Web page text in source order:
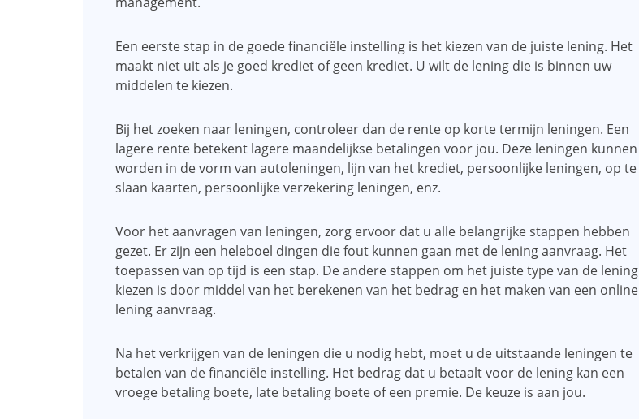
Een eerste stap in de goede financiële instelling is het kiezen van de juiste lening. Het
maakt niet uit als je goed krediet of geen krediet. U wilt de lening die is binnen uw
middelen te kiezen.
Bij het zoeken naar leningen, controleer dan de rente op korte termijn leningen. Een
lagere rente betekent lagere maandelijkse betalingen voor jou. Deze leningen kunnen
worden in de vorm van autoleningen, lijn van het krediet, persoonlijke leningen, op te
slaan kaarten, persoonlijke verzekering leningen, enz.
Voor het aanvragen van leningen, zorg ervoor dat u alle belangrijke stappen hebben
gezet. Er zijn een heleboel dingen die fout kunnen gaan met de lening aanvraag. Het
toepassen van op tijd is een stap. De andere stappen om het juiste type van de lening
kiezen is door middel van het berekenen van het bedrag en het maken van een online
lening aanvraag.
Na het verkrijgen van de leningen die u nodig hebt, moet u de uitstaande leningen te
betalen van de financiële instelling. Het bedrag dat u betaalt voor de lening kan een
vroege betaling boete, late betaling boete of een premie. De keuze is aan jou.